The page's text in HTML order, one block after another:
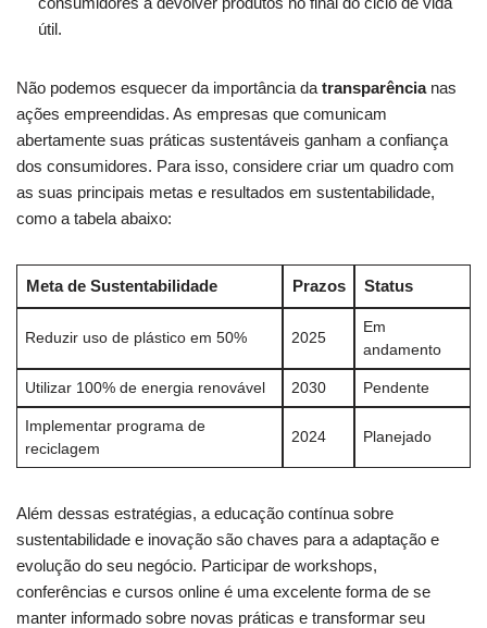
útil.
Não podemos esquecer da importância da transparência‌nas
ações empreendidas. As empresas que comunicam
abertamente ‍suas práticas sustentáveis ganham a confiança
dos consumidores. Para isso, considere criar​ um​ quadro ⁢com
‌as suas principais metas e resultados ‌em sustentabilidade,
⁢como a tabela abaixo:
Meta ⁣de Sustentabilidade Prazos Status
Reduzir uso de plástico em 50% 2025
Em
andamento
Utilizar 100% de energia renovável 2030 Pendente
Implementar programa ⁤de
reciclagem
2024 Planejado
Além dessas estratégias, a educação contínua sobre
sustentabilidade e inovação são chaves para ⁤a adaptação ⁤e
evolução⁣ do seu negócio. Participar de workshops,
conferências ​e cursos online é uma excelente forma de ‌se
manter informado sobre novas práticas e transformar seu